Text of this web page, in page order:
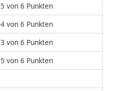
5 von 6 Punkten
4 von 6 Punkten
3 von 6 Punkten
5 von 6 Punkten